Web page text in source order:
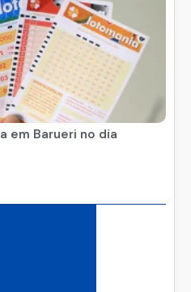
em Barueri no dia